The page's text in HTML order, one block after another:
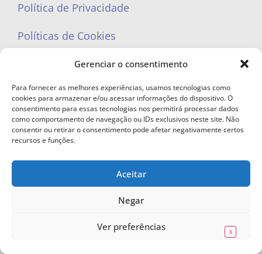
Gerenciar o consentimento
Para fornecer as melhores experiências, usamos tecnologias como
cookies para armazenar e/ou acessar informações do dispositivo. O
consentimento para essas tecnologias nos permitirá processar dados
como comportamento de navegação ou IDs exclusivos neste site. Não
consentir ou retirar o consentimento pode afetar negativamente certos
recursos e funções.
Aceitar
Negar
Ver preferências
Política de Privacidade
Políticas de Cookies
portaleufemea@gmail.com
© Copyright 2023 - Todos os direitos reservados. Proibida cópia total ou
parcial sem autorização.
X